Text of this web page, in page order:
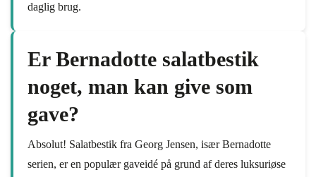
daglig brug.
Er Bernadotte salatbestik
noget, man kan give som
gave?
Absolut! Salatbestik fra Georg Jensen, især Bernadotte
serien, er en populær gaveidé på grund af deres luksuriøse